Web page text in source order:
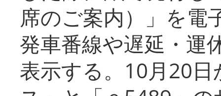
席のご案内）」を電
発車番線や遅延・運
表示する。10月20